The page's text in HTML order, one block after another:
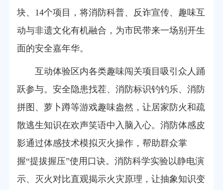
块、14个项目，将消防科普、反诈宣传、趣味互
动与非遗文化有机融合，为市民带来一场别开生
面的安全嘉年华。
互动体验区内各类趣味闯关项目吸引众人踊
跃参与。安全隐患找茬、消防标识钓钓乐、消防
拼图、萝卜蹲等游戏趣味盎然，让居家防火和疏
散逃生知识在欢声笑语中入脑入心。消防体感皮
影通过体感技术模拟灭火操作，帮助群众掌
握“提拔握压”使用口诀。消防科学实验以静电演
示、灭火对比直观揭示火灾原理，让抽象知识变